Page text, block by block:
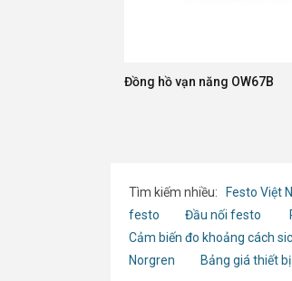
Đồng hồ vạn năng OW67B
Tìm kiếm nhiều: Festo Việt
festo
Đầu nối festo
Cảm biến đo khoảng cách
Norgren
Bảng giá thiết